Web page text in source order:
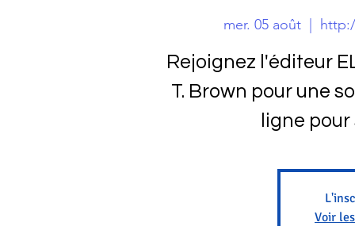
mer. 05 août
  |
Rejoignez l'éditeur
T. Brown pour une
Voir